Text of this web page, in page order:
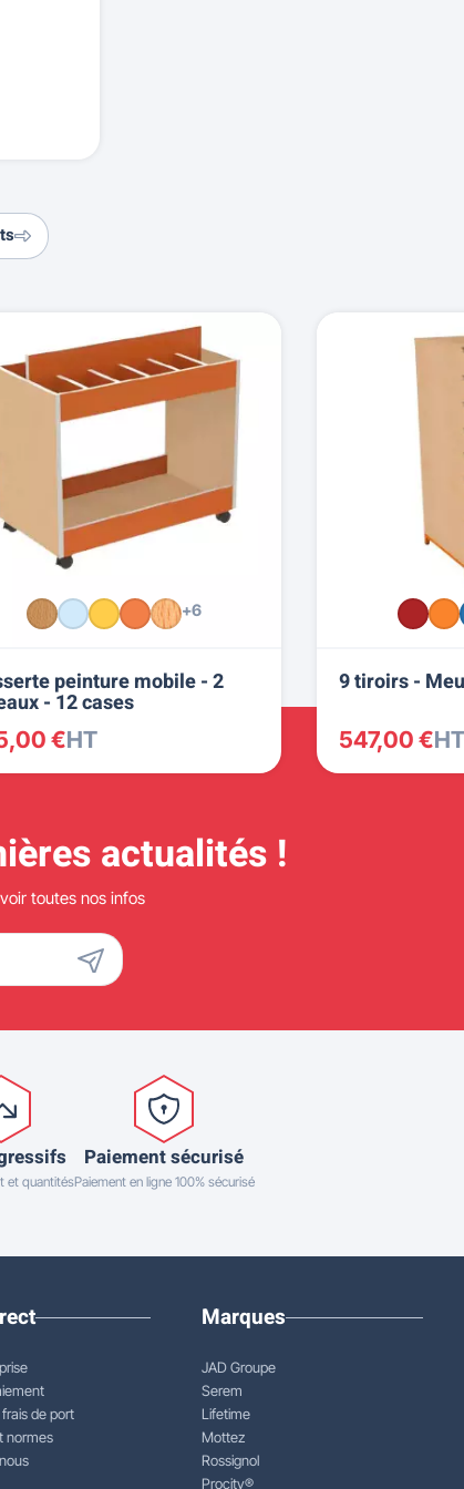
+6
peinture mobile - 2
- 12 cases
€HT
9 tiroirs -
547,00 €HT
actualités !
toutes nos infos
et quantités
Paiement sécurisé
Paiement en ligne 100% sécurisé
de port
normes
Marques
JAD Groupe
Serem
Lifetime
Mottez
Rossignol
Procity®